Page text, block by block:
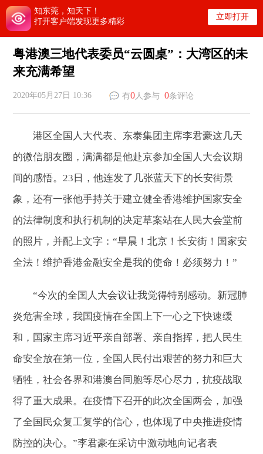
知东莞，知天下！
打开客户端发现更多精彩
立即打开
粤港澳三地代表委员“云圆桌”：大湾区的未
来充满希望
2020年05月27日 10:36 有0人参与0条评论
港区全国人大代表、东泰集团主席李君豪这几天
的微信朋友圈，满满都是他赴京参加全国人大会议期
间的感悟。23日，他连发了几张蓝天下的长安街景
象，还有一张他手持关于建立健全香港维护国家安全
的法律制度和执行机制的决定草案站在人民大会堂前
的照片，并配上文字：“早晨！北京！长安街！国家安
全法！维护香港金融安全是我的使命！必须努力！”
“今次的全国人大会议让我觉得特别感动。新冠肺
炎危害全球，我国疫情在全国上下一心之下快速缓
和，国家主席习近平亲自部署、亲自指挥，把人民生
命安全放在第一位，全国人民付出艰苦的努力和巨大
牺牲，社会各界和港澳台同胞等尽心尽力，抗疫战取
得了重大成果。在疫情下召开的此次全国两会，加强
了全国民众复工复学的信心，也体现了中央推进疫情
防控的决心。”李君豪在采访中激动地向记者表